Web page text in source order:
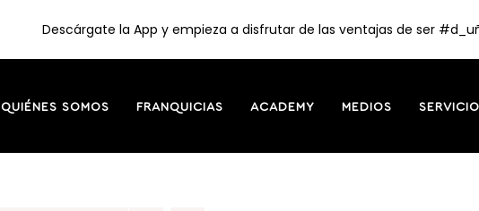
QUIÉNES SOMOS FRANQUICIAS ACADEMY MEDIOS
Descárgate la App y empieza a disfrutar de las ventajas de ser